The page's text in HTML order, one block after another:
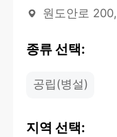
원도안로
종류 선택:
공립(병설)
지역 선택: